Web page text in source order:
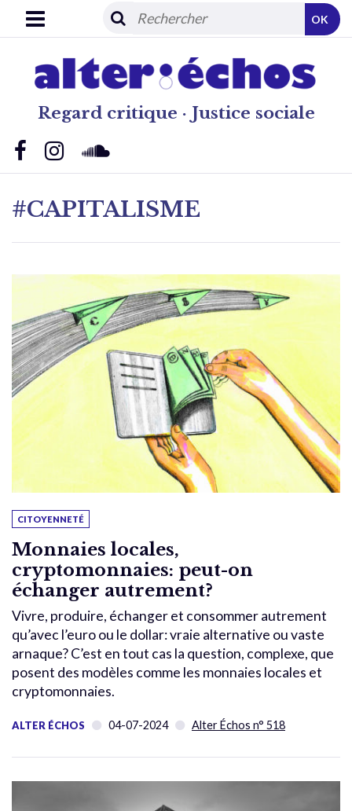
Regard critique · Justice sociale
OK
#CAPITALISME
CITOYENNETÉ
Monnaies locales,
cryptomonnaies: peut-on
échanger autrement?
Vivre, produire, échanger et consommer autrement
qu’avec l’euro ou le dollar: vraie alternative ou vaste
arnaque? C’est en tout cas la question, complexe, que
posent des modèles comme les monnaies locales et
cryptomonnaies.
ALTER ÉCHOS 04-07-2024 Alter Échos n° 518